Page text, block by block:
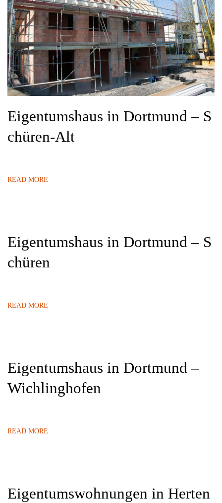
Eigentumshaus in Dortmund – S
chüren-Alt
READ MORE
Eigentumshaus in Dortmund – S
chüren
READ MORE
Eigentumshaus in Dortmund –
Wichlinghofen
READ MORE
Eigentumswohnungen in Herten